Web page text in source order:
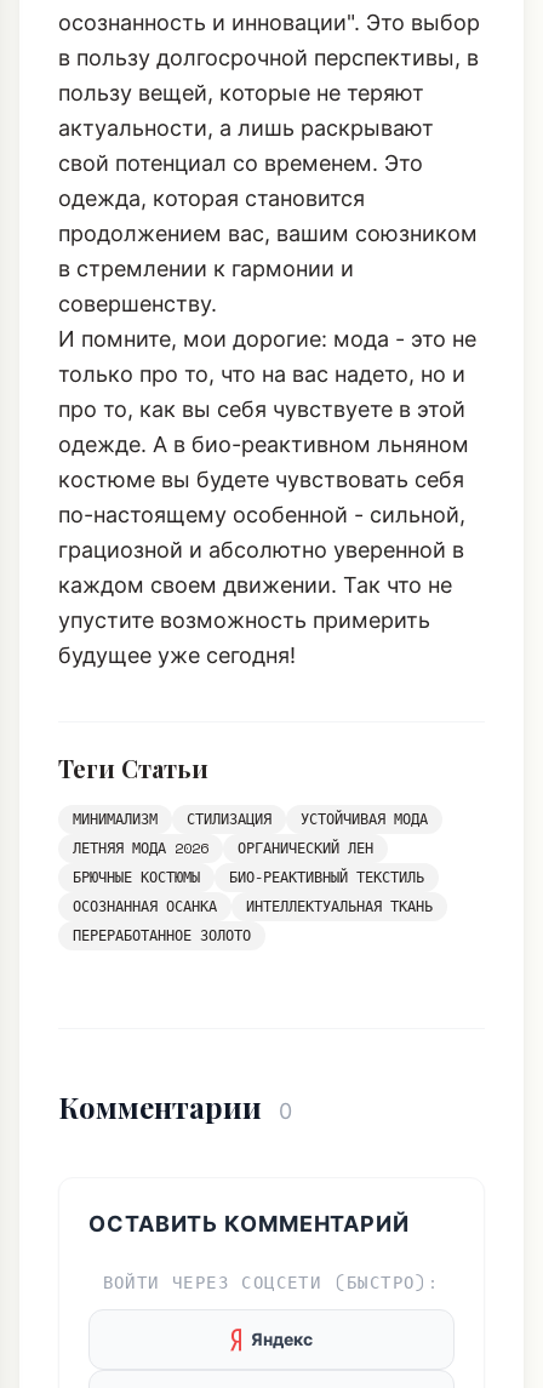
осознанность и инновации". Это выбор
в пользу долгосрочной перспективы, в
пользу вещей, которые не теряют
актуальности, а лишь раскрывают
свой потенциал со временем. Это
одежда, которая становится
продолжением вас, вашим союзником
в стремлении к гармонии и
совершенству.
И помните, мои дорогие: мода - это не
только про то, что на вас надето, но и
про то, как вы себя чувствуете в этой
одежде. А в био-реактивном льняном
костюме вы будете чувствовать себя
по-настоящему особенной - сильной,
грациозной и абсолютно уверенной в
каждом своем движении. Так что не
упустите возможность примерить
будущее уже сегодня!
Теги Статьи
МИНИМАЛИЗМ СТИЛИЗАЦИЯ
УСТОЙЧИВАЯ МОДА
ЛЕТНЯЯ МОДА 2026
ОРГАНИЧЕСКИЙ ЛЕН
БРЮЧНЫЕ КОСТЮМЫ
БИО-РЕАКТИВНЫЙ ТЕКСТИЛЬ
ОСОЗНАННАЯ ОСАНКА
ИНТЕЛЛЕКТУАЛЬНАЯ ТКАНЬ
ПЕРЕРАБОТАННОЕ ЗОЛОТО
Комментарии 0
ОСТАВИТЬ КОММЕНТАРИЙ
ВОЙТИ ЧЕРЕЗ СОЦСЕТИ (БЫСТРО):
Яндекс